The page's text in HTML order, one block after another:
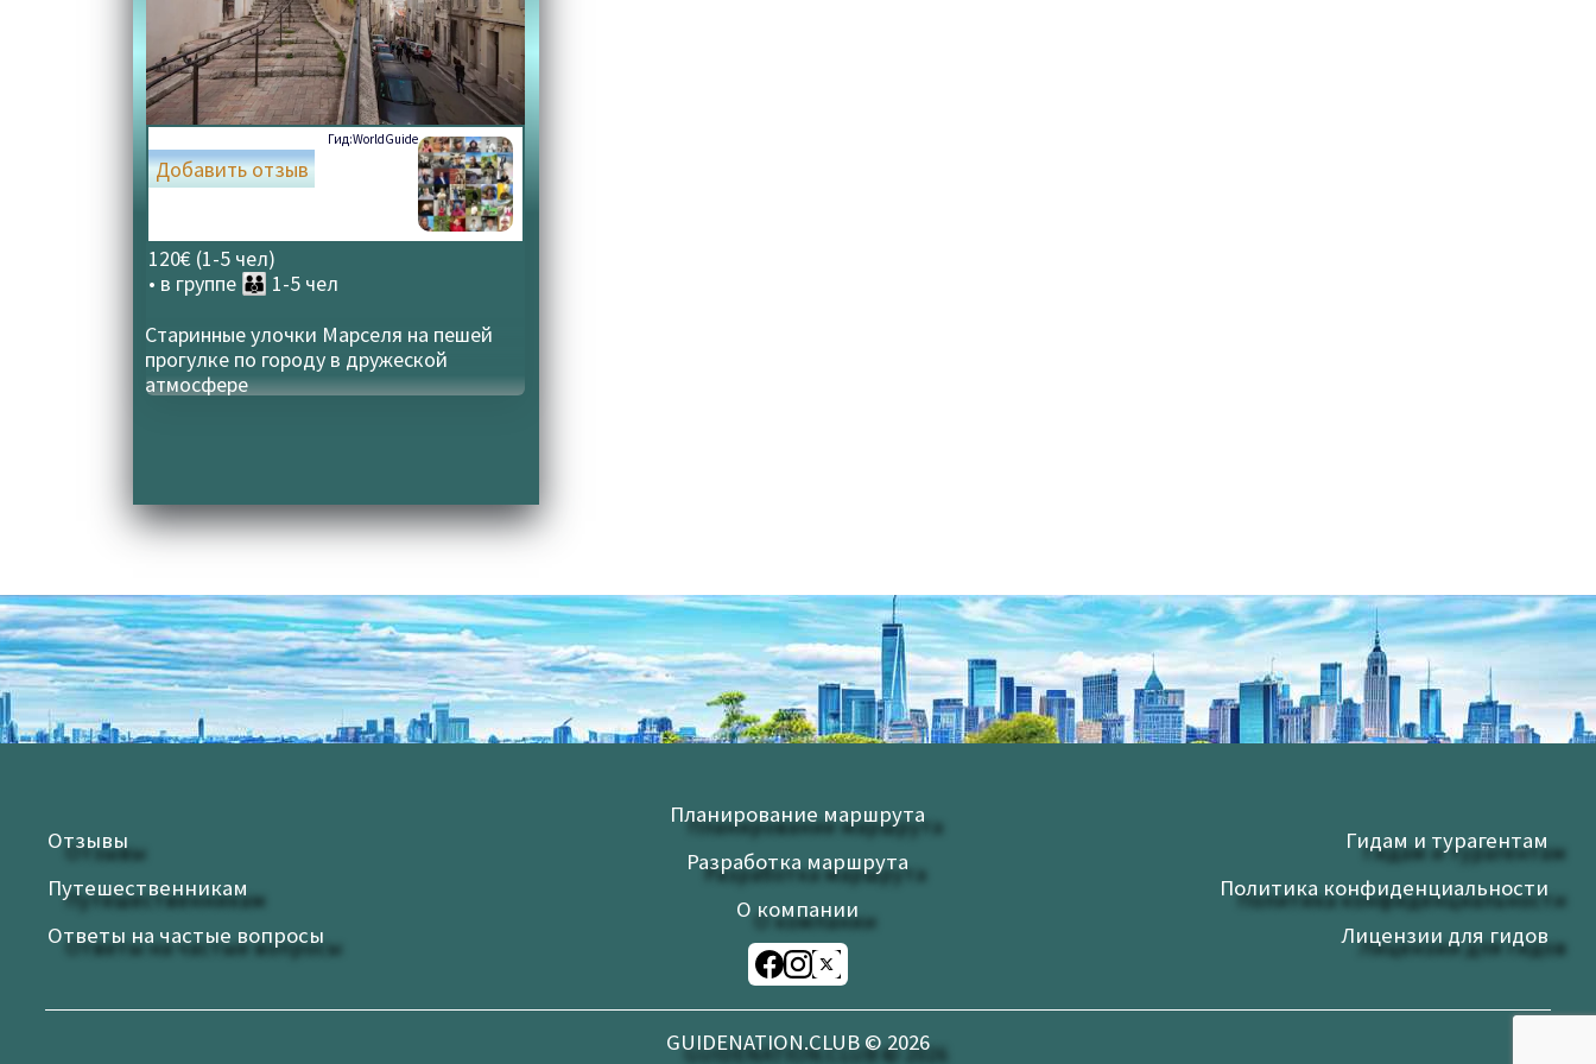
Гид:WorldGuide
120€ (1-5 чел)
• в группе 👪 1-5 чел
Добавить отзыв
Старинные улочки Марселя на пешей
прогулке по городу в дружеской
атмосфере
Отзывы
Путешественникам
Ответы на частые вопросы
Планирование маршрута
Разработка маршрута
О компании
Гидам и турагентам
Политика конфиденциальности
Лицензии для гидов
GUIDENATION.CLUB ©2026